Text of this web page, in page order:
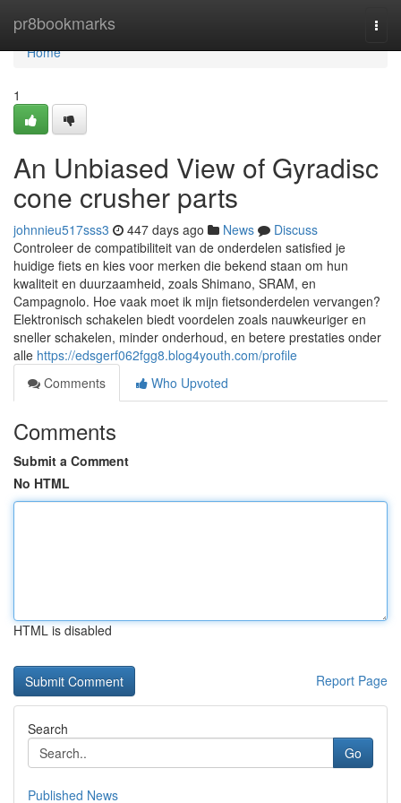
pr8bookmarks
Home
Home
1
An Unbiased View of Gyradisc
cone crusher parts
johnnieu517sss3 447 days ago News
Discuss
Controleer de compatibiliteit van de onderdelen satisfied je
huidige fiets en kies voor merken die bekend staan om hun
kwaliteit en duurzaamheid, zoals Shimano, SRAM, en
Campagnolo. Hoe vaak moet ik mijn fietsonderdelen vervangen?
Elektronisch schakelen biedt voordelen zoals nauwkeuriger en
sneller schakelen, minder onderhoud, en betere prestaties onder
alle https://edsgerf062fgg8.blog4youth.com/profile
Comments
Who Upvoted
Comments
Submit a Comment
No HTML
HTML is disabled
Report Page
Search
Go
Published News